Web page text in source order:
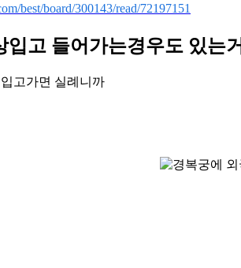
best/board/300143/read/72197151
고 들어가는경우도 있는
고가면 실례니까